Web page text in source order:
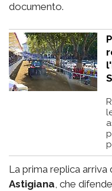
documento.
La prima replica arriva
Astigiana, che